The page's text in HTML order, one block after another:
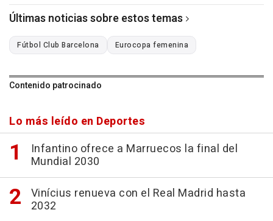
Últimas noticias sobre estos temas
Fútbol Club Barcelona Eurocopa femenina
Contenido patrocinado
Lo más leído en Deportes
Infantino ofrece a Marruecos la final del
Mundial 2030
Vinícius renueva con el Real Madrid hasta
2032